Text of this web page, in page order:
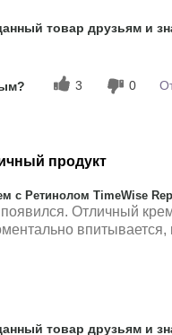
ощущается на коже,
товар друзьям и
3 0
продукт
с Ретинолом TimeWise
Отличный
впитывается,
товар друзьям и